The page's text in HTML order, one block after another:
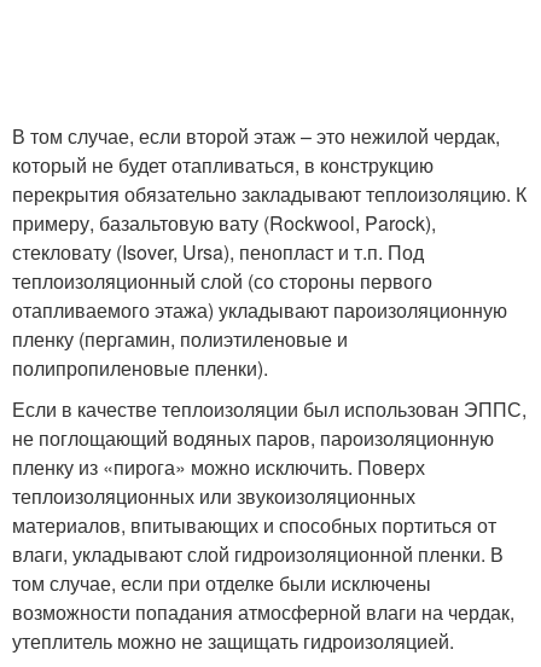
В том случае, если второй этаж – это нежилой чердак,
который не будет отапливаться, в конструкцию
перекрытия обязательно закладывают теплоизоляцию. К
примеру, базальтовую вату (Rockwool, Parock),
стекловату (Isover, Ursa), пенопласт и т.п. Под
теплоизоляционный слой (со стороны первого
отапливаемого этажа) укладывают пароизоляционную
пленку (пергамин, полиэтиленовые и
полипропиленовые пленки).
Если в качестве теплоизоляции был использован ЭППС,
не поглощающий водяных паров, пароизоляционную
пленку из «пирога» можно исключить. Поверх
теплоизоляционных или звукоизоляционных
материалов, впитывающих и способных портиться от
влаги, укладывают слой гидроизоляционной пленки. В
том случае, если при отделке были исключены
возможности попадания атмосферной влаги на чердак,
утеплитель можно не защищать гидроизоляцией.